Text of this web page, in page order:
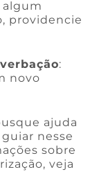
algum
providencie
:
novo
ajuda
nesse
sobre
veja